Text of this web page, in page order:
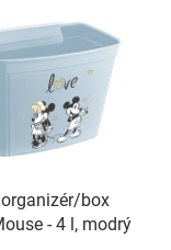
box
- 4 l, modrý